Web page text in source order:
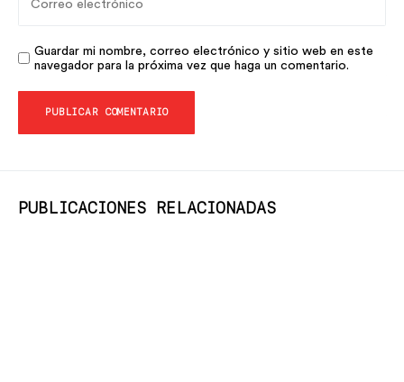
Guardar mi nombre, correo electrónico y sitio web en este
navegador para la próxima vez que haga un comentario.
PUBLICACIONES RELACIONADAS